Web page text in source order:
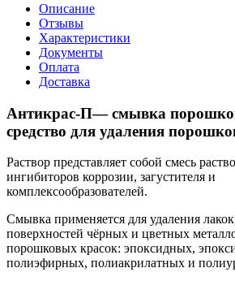
Описание
Отзывы
Характеристики
Документы
Оплата
Доставка
Антикрас-П— смывка
средство для удаления
Раствор представляет собой смесь
ингибиторов коррозии, загустителя и
комплексообразователей.
Смывка применяется для удаления
поверхностей чёрных и цветных
порошковых красок: эпоксидных,
полиэфирных, полиакрилатных и